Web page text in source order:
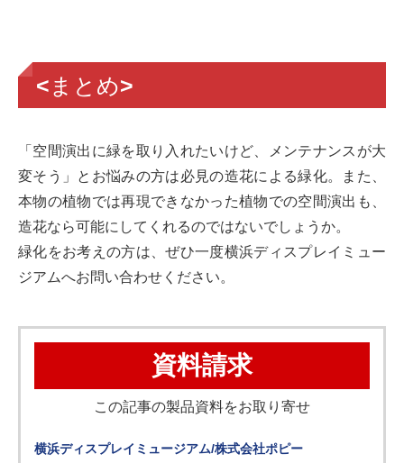
<まとめ>
「空間演出に緑を取り入れたいけど、メンテナンスが大
変そう」とお悩みの方は必見の造花による緑化。また、
本物の植物では再現できなかった植物での空間演出も、
造花なら可能にしてくれるのではないでしょうか。
緑化をお考えの方は、ぜひ一度横浜ディスプレイミュー
ジアムへお問い合わせください。
資料請求
この記事の製品資料をお取り寄せ
横浜ディスプレイミュージアム/株式会社ポピー